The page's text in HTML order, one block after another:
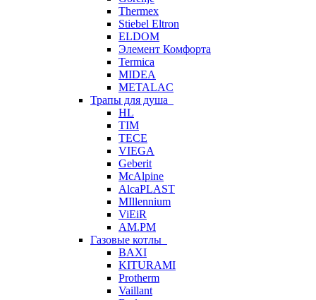
Thermex
Stiebel Eltron
ELDOM
Элемент Комфорта
Termica
MIDEA
METALAC
Трапы для душа
HL
TIM
TECE
VIEGA
Geberit
McAlpine
AlcaPLAST
MIllennium
ViEiR
AM.PM
Газовые котлы
BAXI
KITURAMI
Protherm
Vaillant